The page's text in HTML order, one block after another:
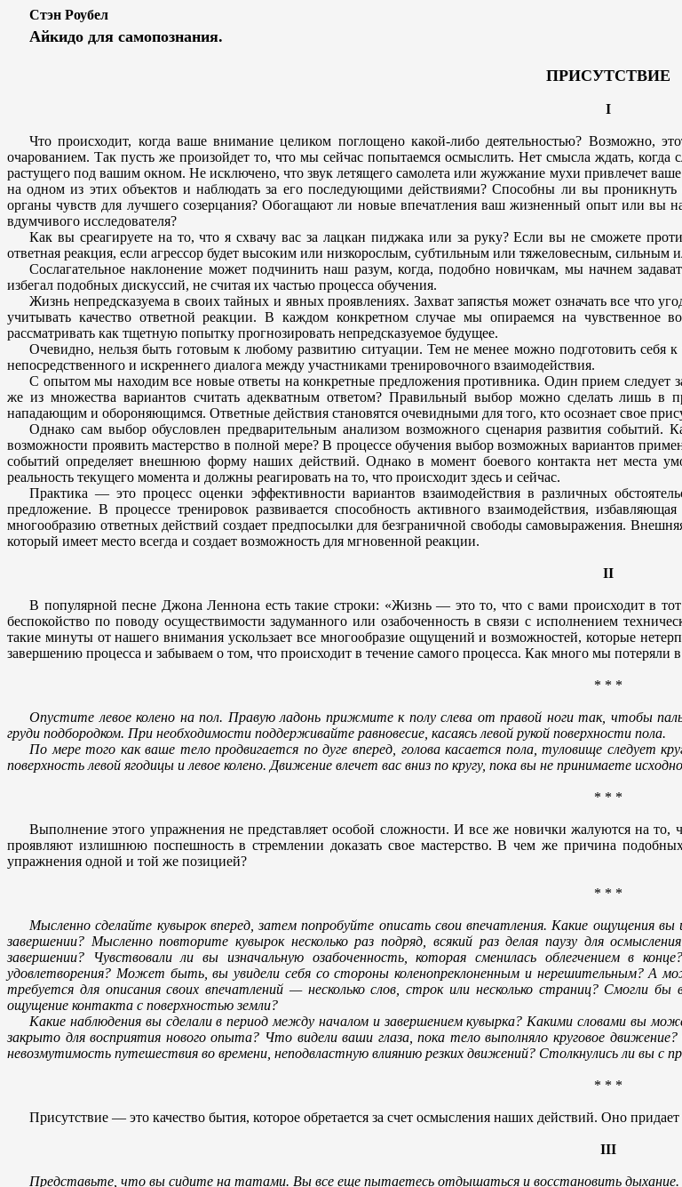
Стэн Роубел
Айкидо для самопознания.
ПРИСУТСТВИЕ
I
Что происходит, когда ваше внимание целиком поглощено какой-либо деятельностью? Возможно,
очарованием. Так пусть же произойдет то, что мы сейчас попытаемся осмыслить. Нет смысла ждать, когда
растущего под вашим окном. Не исключено, что звук летящего самолета или жужжание мухи привлечет
на одном из этих объектов и наблюдать за его последующими действиями? Способны ли вы
органы чувств для лучшего созерцания? Обогащают ли новые впечатления ваш жизненный опыт или вы
вдумчивого исследователя?
Как вы среагируете на то, что я схвачу вас за лацкан пиджака или за руку? Если вы не сможете
ответная реакция, если агрессор будет высоким или низкорослым, субтильным или тяжеловесным,
Сослагательное наклонение может подчинить наш разум, когда, подобно новичкам, мы начнем
избегал подобных дискуссий, не считая их частью процесса обучения.
Жизнь непредсказуема в своих тайных и явных проявлениях. Захват запястья может означать все что
учитывать качество ответной реакции. В каждом конкретном случае мы опираемся на чувственное
рассматривать как тщетную попытку прогнозировать непредсказуемое будущее.
Очевидно, нельзя быть готовым к любому развитию ситуации. Тем не менее можно подготовить себя к
непосредственного и искреннего диалога между участниками тренировочного взаимодействия.
С опытом мы находим все новые ответы на конкретные предложения противника. Один прием следует
же из множества вариантов считать адекватным ответом? Правильный выбор можно сделать лишь в
нападающим и обороняющимся. Ответные действия становятся очевидными для того, кто осознает свое
Однако сам выбор обусловлен предварительным анализом возможного сценария развития
возможности проявить мастерство в полной мере? В процессе обучения выбор возможных вариантов
событий определяет внешнюю форму наших действий. Однако в момент боевого контакта нет места
реальность текущего момента и должны реагировать на то, что происходит здесь и сейчас.
Практика — это процесс оценки эффективности вариантов взаимодействия в различных
предложение. В процессе тренировок развивается способность активного взаимодействия,
многообразию ответных действий создает предпосылки для безграничной свободы самовыражения.
который имеет место всегда и создает возможность для мгновенной реакции.
II
В популярной песне Джона Леннона есть такие строки: «Жизнь — это то, что с вами происходит в
беспокойство по поводу осуществимости задуманного или озабоченность в связи с исполнением
такие минуты от нашего внимания ускользает все многообразие ощущений и возможностей, которые
завершению процесса и забываем о том, что происходит в течение самого процесса. Как много мы
* * *
Опустите левое колено на пол. Правую ладонь прижмите к полу слева от правой ноги так, чтобы
груди подбородком. При необходимости поддерживайте равновесие, касаясь левой рукой поверхности пола.
По мере того как ваше тело продвигается по дуге вперед, голова касается пола, туловище следует
поверхность левой ягодицы и левое колено. Движение влечет вас вниз по кругу, пока вы не принимаете
* * *
Выполнение этого упражнения не представляет особой сложности. И все же новички жалуются на
проявляют излишнюю поспешность в стремлении доказать свое мастерство. В чем же причина
упражнения одной и той же позицией?
* * *
Мысленно сделайте кувырок вперед, затем попробуйте описать свои впечатления. Какие ощущения
завершении? Мысленно повторите кувырок несколько раз подряд, всякий раз делая паузу для
завершении? Чувствовали ли вы изначальную озабоченность, которая сменилась облегчением в
удовлетворения? Может быть, вы увидели себя со стороны коленопреклоненным и нерешительным? А
требуется для описания своих впечатлений — несколько слов, строк или несколько страниц? Смогли
ощущение контакта с поверхностью земли?
Какие наблюдения вы сделали в период между началом и завершением кувырка? Какими словами вы
закрыто для восприятия нового опыта? Что видели ваши глаза, пока тело выполняло круговое
невозмутимость путешествия во времени, неподвластную влиянию резких движений? Столкнулись ли вы с
* * *
Присутствие — это качество бытия, которое обретается за счет осмысления наших действий. Оно
III
Представьте, что вы сидите на татами. Вы все еще пытаетесь отдышаться и восстановить дыхание.